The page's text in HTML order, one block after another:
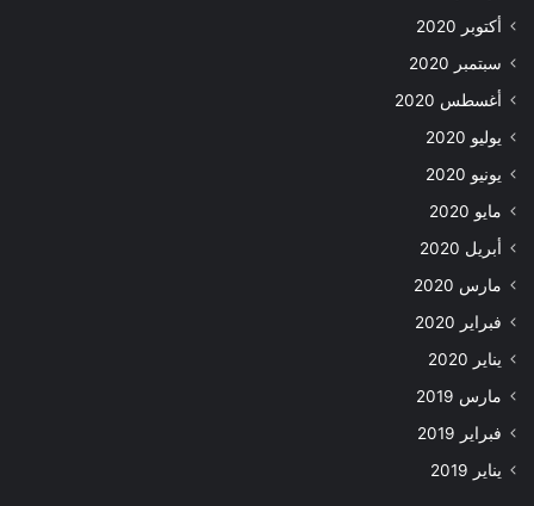
أكتوبر 2020
سبتمبر 2020
أغسطس 2020
يوليو 2020
يونيو 2020
مايو 2020
أبريل 2020
مارس 2020
فبراير 2020
يناير 2020
مارس 2019
فبراير 2019
يناير 2019